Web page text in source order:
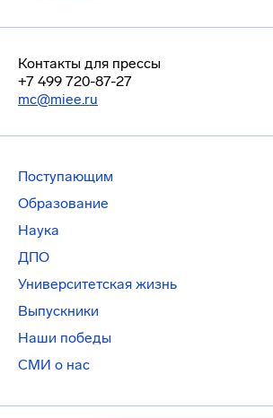
Контакты для прессы
+7 499 720-87-27
mc@miee.ru
Поступающим
Образование
Наука
ДПО
Университетская жизнь
Выпускники
Наши победы
СМИ о нас